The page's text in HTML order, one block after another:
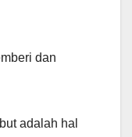
dan
adalah hal